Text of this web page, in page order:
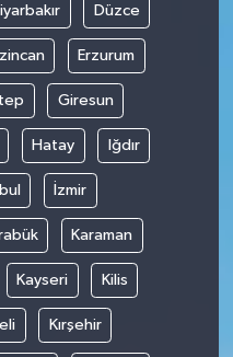
Düzce
Erzurum
Giresun
Hatay Iğdır
İzmir
Karaman
Kayseri Kilis
Kırşehir